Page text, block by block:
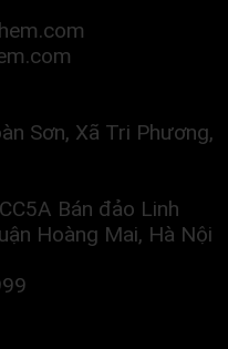
Sơn, Xã Tri Phương,
Bán đảo Linh
Hoàng Mai, Hà Nội